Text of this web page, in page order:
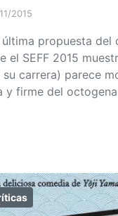
2015
última propuesta
el SEFF 2015
carrera) parece
y firme del